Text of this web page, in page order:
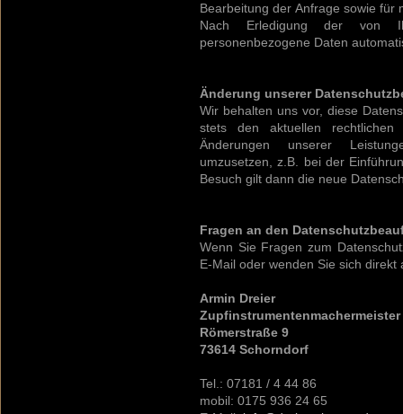
Bearbeitung der Anfrage sowie für
Nach Erledigung der von
personenbezogene Daten
Änderung unserer
Wir behalten uns vor, diese
stets den aktuellen rechtlichen
Änderungen unserer
umzusetzen, z.B. bei der
Besuch gilt dann die neue
Fragen an den
Wenn Sie Fragen zum
E-Mail oder wenden Sie sich direkt
Armin Dreier
Römerstraße 9
73614 Schorndorf
Tel.: 07181 / 4 44 86
mobil: 0175 936 24 65